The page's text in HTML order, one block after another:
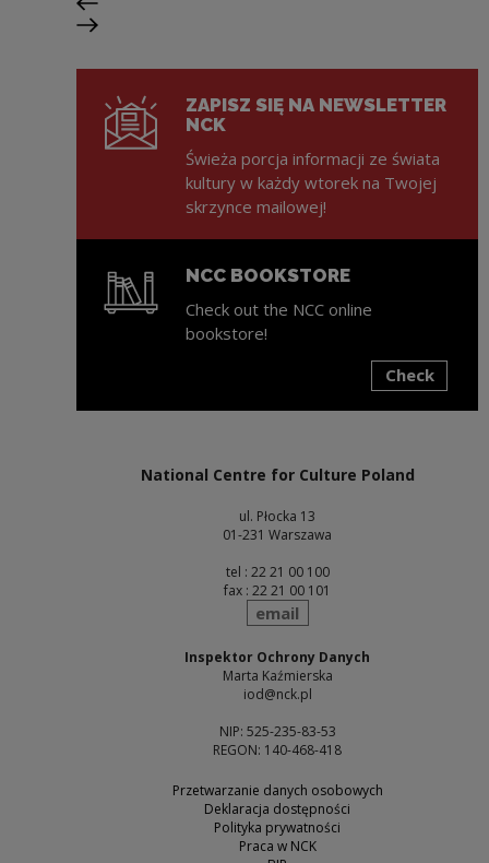
Previous slide
Next slide
ZAPISZ SIĘ NA NEWSLETTER
NCK
Świeża porcja informacji ze świata
kultury w każdy wtorek na Twojej
skrzynce mailowej!
NCC BOOKSTORE
Check out the NCC online
bookstore!
Check
National Centre for Culture Poland
ul. Płocka 13
01-231 Warszawa
tel : 22 21 00 100
fax : 22 21 00 101
send
email
Inspektor Ochrony Danych
Marta Kaźmierska
iod@nck.pl
NIP: 525-235-83-53
REGON: 140-468-418
Przetwarzanie danych osobowych
Deklaracja dostępności
Polityka prywatności
Praca w NCK